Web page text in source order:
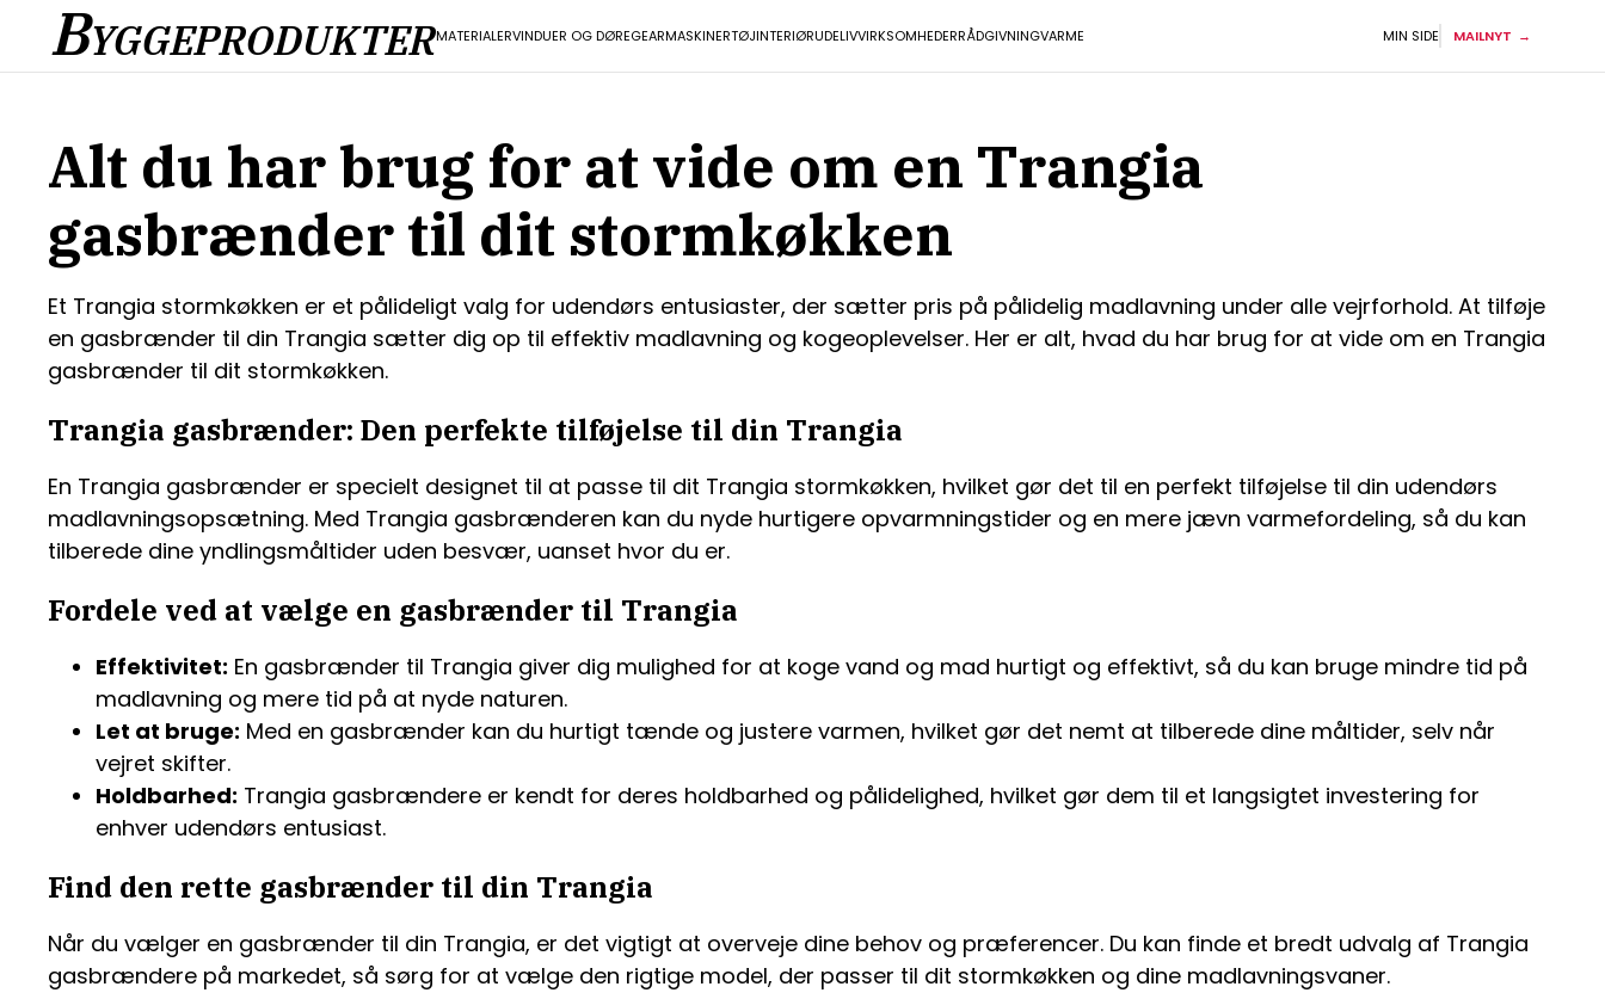
BYGGEPRODUKTERMATERIALERVINDUER OG DØREGEARMASKINERTØJINTERIØRUDELIVVIRKSOMHEDERRÅDGIVNINGVARME MIN SIDE MAILNYT
Alt du har brug for at vide om en Trangia
gasbrænder til dit stormkøkken
Et Trangia stormkøkken er et pålideligt valg for udendørs entusiaster, der sætter pris på pålidelig madlavning under alle vejrforhold. At tilføje
en gasbrænder til din Trangia sætter dig op til effektiv madlavning og kogeoplevelser. Her er alt, hvad du har brug for at vide om en Trangia
gasbrænder til dit stormkøkken.
Trangia gasbrænder: Den perfekte tilføjelse til din Trangia
En Trangia gasbrænder er specielt designet til at passe til dit Trangia stormkøkken, hvilket gør det til en perfekt tilføjelse til din udendørs
madlavningsopsætning. Med Trangia gasbrænderen kan du nyde hurtigere opvarmningstider og en mere jævn varmefordeling, så du kan
tilberede dine yndlingsmåltider uden besvær, uanset hvor du er.
Fordele ved at vælge en gasbrænder til Trangia
Effektivitet: En gasbrænder til Trangia giver dig mulighed for at koge vand og mad hurtigt og effektivt, så du kan bruge mindre tid på
madlavning og mere tid på at nyde naturen.
Let at bruge: Med en gasbrænder kan du hurtigt tænde og justere varmen, hvilket gør det nemt at tilberede dine måltider, selv når
vejret skifter.
Holdbarhed: Trangia gasbrændere er kendt for deres holdbarhed og pålidelighed, hvilket gør dem til et langsigtet investering for
enhver udendørs entusiast.
Find den rette gasbrænder til din Trangia
Når du vælger en gasbrænder til din Trangia, er det vigtigt at overveje dine behov og præferencer. Du kan finde et bredt udvalg af Trangia
gasbrændere på markedet, så sørg for at vælge den rigtige model, der passer til dit stormkøkken og dine madlavningsvaner.